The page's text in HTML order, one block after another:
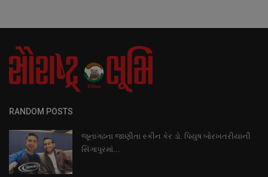
RANDOM POSTS
જૂનાગઢના જાણીતા સ્કીન કેર ડો. પિયુષ બોરખતરીયાની
સિંગાપુરમાં...